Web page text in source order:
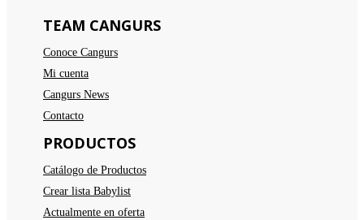
TEAM CANGURS
Conoce Cangurs
Mi cuenta
Cangurs News
Contacto
PRODUCTOS
Catálogo de Productos
Crear lista Babylist
Actualmente en oferta